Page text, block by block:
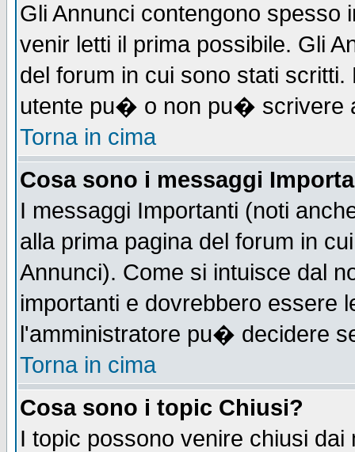
Gli Annunci contengono spesso
venir letti il prima possibile. Gli
del forum in cui sono stati
utente pu� o non pu� scrivere
Torna in cima
Cosa sono i messaggi
I messaggi Importanti (noti
alla prima pagina del forum in
Annunci). Come si intuisce dal
importanti e dovrebbero essere
l'amministratore pu� decidere
Torna in cima
Cosa sono i topic Chiusi?
I topic possono venire chiusi